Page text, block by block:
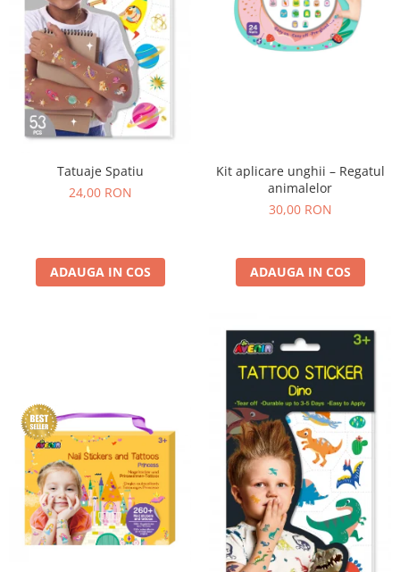
Tatuaje Spatiu
24,00 RON
ADAUGA IN COS
Kit aplicare unghii – Regatul
animalelor
30,00 RON
ADAUGA IN COS